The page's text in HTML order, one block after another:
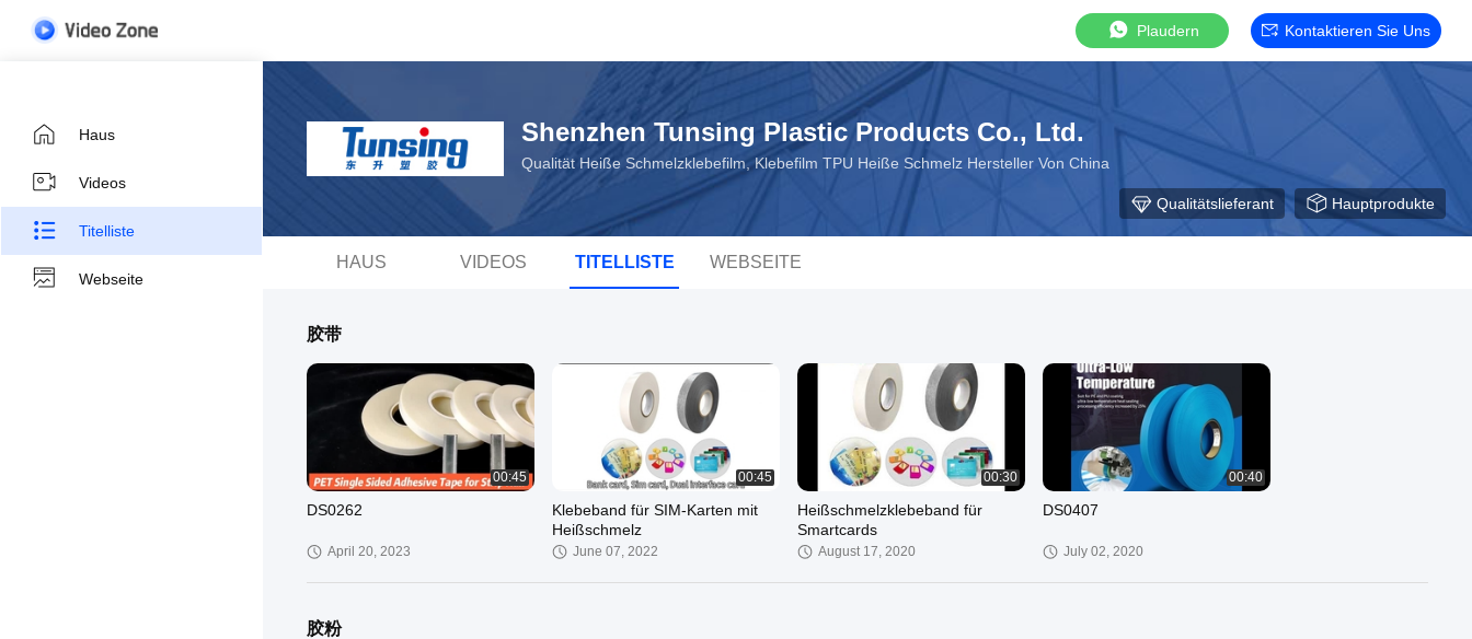
Plaudern Kontaktieren Sie Uns
Haus
Videos
Titelliste
Webseite
Shenzhen Tunsing Plastic Products Co., Ltd.
Qualität Heiße Schmelzklebefilm, Klebefilm TPU Heiße Schmelz Hersteller Von China
Qualitätslieferant Hauptprodukte
HAUS VIDEOS TITELLISTE WEBSEITE
胶带
00:45
DS0262
April 20, 2023
00:45
Klebeband für SIM-Karten mit
Heißschmelz
June 07, 2022
00:30
Heißschmelzklebeband für
Smartcards
August 17, 2020
00:40
DS0407
July 02, 2020
胶粉